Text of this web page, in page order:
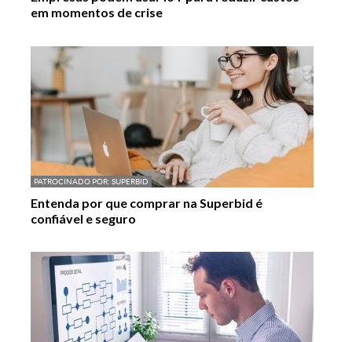
em momentos de crise
PATROCINADO POR: SUPERBID
Entenda por que comprar na Superbid é
confiável e seguro